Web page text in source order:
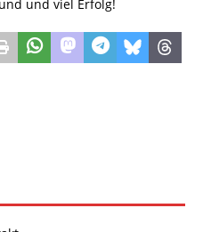
und viel Erfolg!